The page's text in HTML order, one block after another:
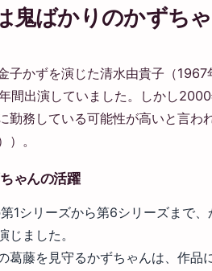
鬼ばかりのかずち
子かずを演じた清水由貴子（1967
間出演していました。しかし
勤務している可能性が高いと言わ
）。
ゃんの活躍
1シリーズから第6シリーズまで
じました。
葛藤を見守るかずちゃんは、作品